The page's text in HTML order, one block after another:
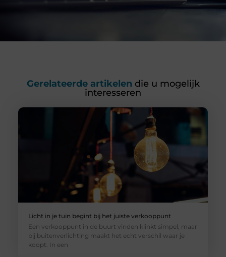
Gerelateerde artikelen die u mogelijk
interesseren
Licht in je tuin begint bij het juiste verkooppunt
Een verkooppunt in de buurt vinden klinkt simpel, maar
bij buitenverlichting maakt het echt verschil waar je
koopt. In een